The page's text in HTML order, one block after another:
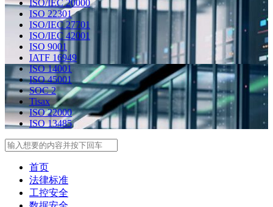
ISO/IEC 20000
ISO 22301
ISO/IEC 27701
ISO/IEC 42001
ISO 9001
IATF 16949
ISO 14001
ISO 45001
SOC 2
Tisax
ISO 22000
ISO 13485
首页
法律标准
工控安全